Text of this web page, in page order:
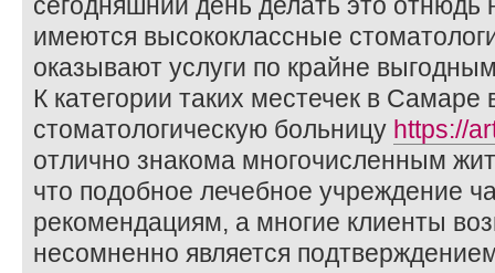
имеются высококлассные
оказывают услуги по крайне
К категории таких местечек в
стоматологическую больницу https://
отлично знакома многочисленным
что подобное лечебное учреждение
рекомендациям, а многие клиенты
несомненно является